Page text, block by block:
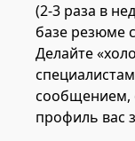
(2-3 раза в
базе резюме
Делайте
сообщением,
профиль вас